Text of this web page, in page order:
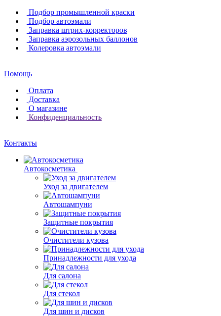
Подбор промышленной краски
Подбор автоэмали
Заправка штрих-корректоров
Заправка аэрозольных баллонов
Колеровка автоэмали
Помощь
Оплата
Доставка
О магазине
Конфиденциальность
Контакты
Автокосметика
Уход за двигателем
Автошампуни
Защитные покрытия
Очистители кузова
Принадлежности для ухода
Для салона
Для стекол
Для шин и дисков